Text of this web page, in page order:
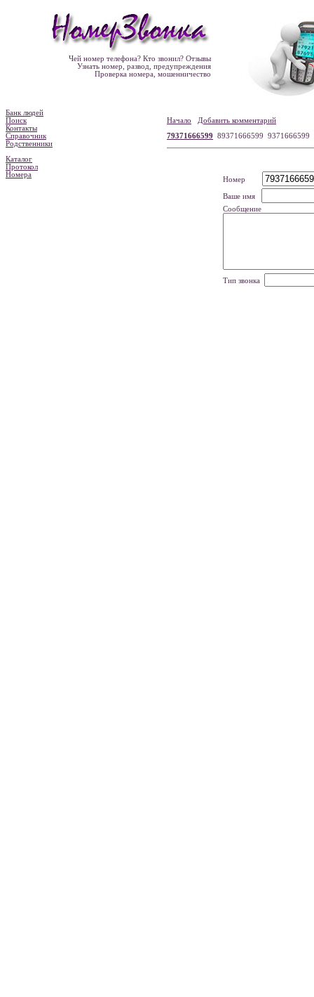
Чей номер телефона? Кто звонил? Отзывы
Узнать номер, развод, предупреждения
Проверка номера, мошенничество
Банк людей
Поиск
Контакты
Справочник
Родственники
Каталог
Протокол
Номера
Начало
Добавить комментарий
79371666599 89371666599 9371666599
Номер
Ваше имя
Сообщение
Тип звонка